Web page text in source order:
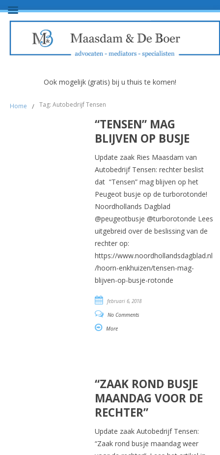
Ook mogelijk (gratis) bij u thuis te komen!
Home / Tag: Autobedrijf Tensen
“TENSEN” MAG
BLIJVEN OP BUSJE
Update zaak Ries Maasdam van
Autobedrijf Tensen: rechter beslist
dat “Tensen” mag blijven op het
Peugeot busje op de turborotonde!
Noordhollands Dagblad
@peugeotbusje @turborotonde Lees
uitgebreid over de beslissing van de
rechter op:
https://www.noordhollandsdagblad.nl
/hoorn-enkhuizen/tensen-mag-
blijven-op-busje-rotonde
februari 6, 2018
No Comments
More
“ZAAK ROND BUSJE
MAANDAG VOOR DE
RECHTER”
Update zaak Autobedrijf Tensen:
“Zaak rond busje maandag weer